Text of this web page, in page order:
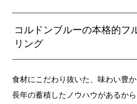
コルドンブルーの本格的フ
リング
食材にこだわり抜いた、味わい豊か
長年の蓄積したノウハウがあるか